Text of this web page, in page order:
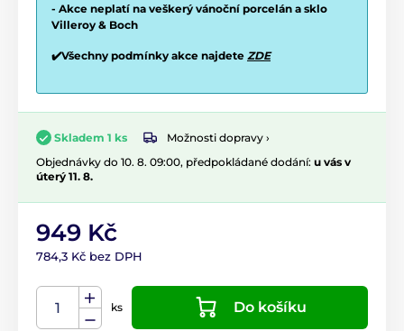
- Akce neplatí na veškerý vánoční porcelán a sklo
Villeroy & Boch
✔️Všechny podmínky akce najdete ZDE
Skladem 1 ks
Možnosti dopravy ›
Objednávky do 10. 8. 09:00, předpokládané dodání: u vás v
úterý 11. 8.
949 Kč
784,3 Kč bez DPH
ks Do košíku